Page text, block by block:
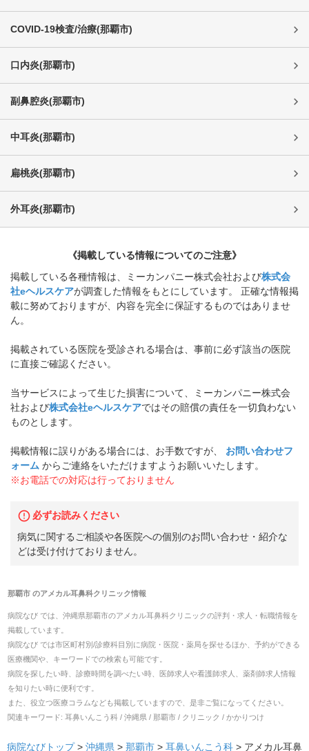
COVID-19検査/治療(那覇市)
口内炎(那覇市)
副鼻腔炎(那覇市)
中耳炎(那覇市)
扁桃炎(那覇市)
外耳炎(那覇市)
《掲載している情報についてのご注意》
掲載している各種情報は、ミーカンパニー株式会社および株式会
社eヘルスケアが調査した情報をもとにしています。 正確な情報掲
載に努めておりますが、内容を完全に保証するものではありませ
ん。
掲載されている医院を受診される場合は、事前に必ず該当の医院
に直接ご確認ください。
当サービスによって生じた損害について、ミーカンパニー株式会
社および株式会社eヘルスケアではその賠償の責任を一切負わない
ものとします。
掲載情報に誤りがある場合には、お手数ですが、
お問い合わせフ
ォーム からご連絡をいただけますようお願いいたします。
※お電話での対応は行っておりません
必ずお読みください
病気に関するご相談や各医院への個別のお問い合わせ・紹介な
どは受け付けておりません。
那覇市のアメカル耳鼻科クリニック情報
病院なび では、 沖縄県那覇市のアメカル耳鼻科クリニックの評判・求人・転職情報を
掲載しています。
病院なび では市区町村別/診療科目別に病院・医院・薬局を探せるほか、予約ができる
医療機関や、キーワードでの検索も可能です。
病院を探したい時、診療時間を調べたい時、医師求人や看護師求人、薬剤師求人情報
を知りたい時に便利です。
また、役立つ医療コラムなども掲載していますので、是非ご覧になってください。
関連キーワード: 耳鼻いんこう科 / 沖縄県 / 那覇市 / クリニック / かかりつけ
病院なびトップ> 沖縄県 > 那覇市 > 耳鼻いんこう科 > アメカル耳鼻